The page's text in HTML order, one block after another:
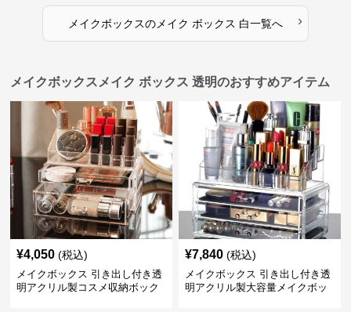
メイクボックスのメイク ボックス 白一覧へ ›
メイクボックスメイク ボックス 透明のおすすめアイテム
¥4,050 (税込)
メイクボックス 引き出し付き透
明アクリル製コスメ収納ボック
¥7,840 (税込)
メイクボックス 引き出し付き透
明アクリル製大容量メイクボッ